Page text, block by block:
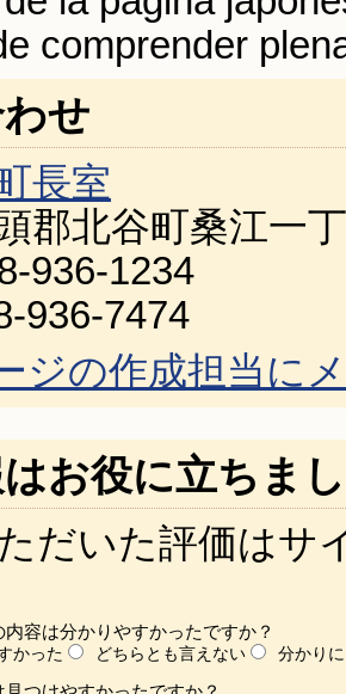
comprender
せ
長室
郡北谷町桑江一
936-1234
936-7474
ジの作成担当に
お役に立ちま
だいた評価はサ
容は分かりやすかったですか？
かった どちらとも言えない 分かり